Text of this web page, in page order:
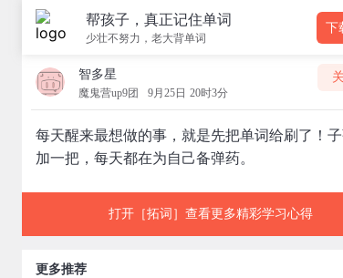
帮孩子，真正记住单词
少壮不努力，老大背单词
下
智多星
魔鬼营up9团 9月25日 20时3分
每天醒来最想做的事，就是先把单词给刷了！
加一把，每天都在为自己备弹药。
打开［拓词］查看更多精彩学习心得
更多推荐